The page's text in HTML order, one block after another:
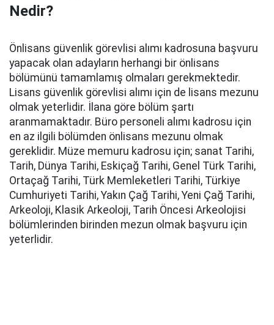
Nedir?
Önlisans güvenlik görevlisi alımı kadrosuna başvuru
yapacak olan adayların herhangi bir önlisans
bölümünü tamamlamış olmaları gerekmektedir.
Lisans güvenlik görevlisi alımı için de lisans mezunu
olmak yeterlidir. İlana göre bölüm şartı
aranmamaktadır. Büro personeli alımı kadrosu için
en az ilgili bölümden önlisans mezunu olmak
gereklidir. Müze memuru kadrosu için; sanat Tarihi,
Tarih, Dünya Tarihi, Eskiçağ Tarihi, Genel Türk Tarihi,
Ortaçağ Tarihi, Türk Memleketleri Tarihi, Türkiye
Cumhuriyeti Tarihi, Yakın Çağ Tarihi, Yeni Çağ Tarihi,
Arkeoloji, Klasik Arkeoloji, Tarih Öncesi Arkeolojisi
bölümlerinden birinden mezun olmak başvuru için
yeterlidir.